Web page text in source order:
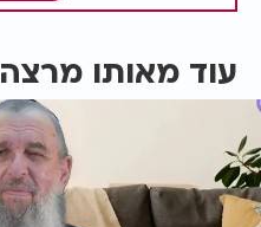
עוד מאותו מרצה